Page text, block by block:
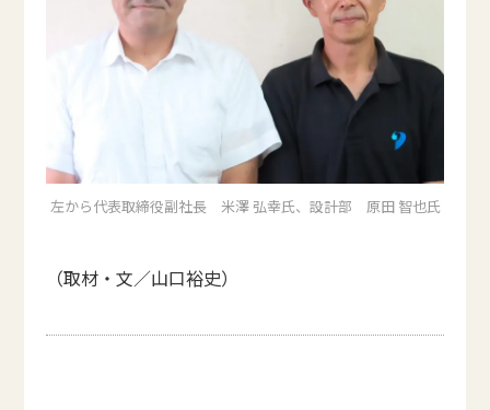
左から代表取締役副社長 米澤 弘幸氏、設計部 原田 智也氏
（取材・文／山口裕史）